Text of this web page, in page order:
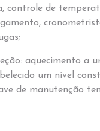
controle de
aquecimento a
um nível
de manutenção